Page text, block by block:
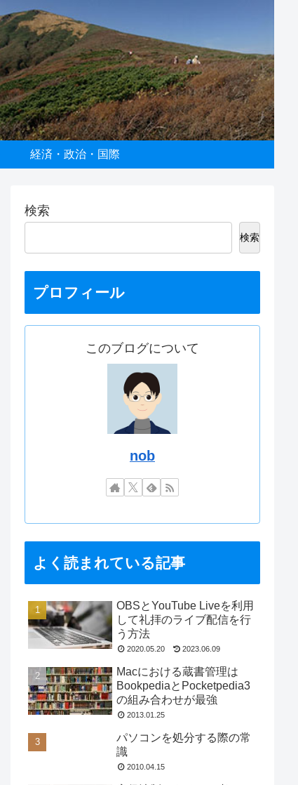
経済・政治・国際
検索
検索
プロフィール
このブログについて
nob
よく読まれている記事
OBSとYouTube Liveを利用
して礼拝のライブ配信を行
う方法
2020.05.20 2023.06.09
Macにおける蔵書管理は
BookpediaとPocketpedia3
の組み合わせが最強
2013.01.25
パソコンを処分する際の常
識
2010.04.15